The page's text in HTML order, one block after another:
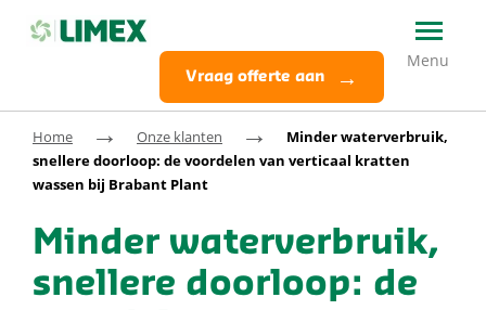
Vraag offerte aan
Home → Onze klanten →
Minder waterverbruik,
snellere doorloop: de voordelen van verticaal kratten
wassen bij Brabant Plant
Minder waterverbruik,
snellere doorloop: de